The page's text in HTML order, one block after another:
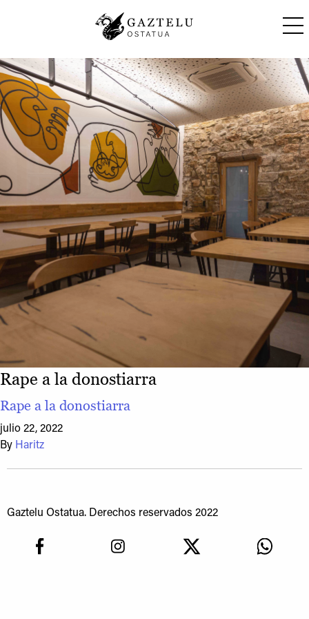
Rape a la donostiarra
Rape a la donostiarra
julio 22, 2022
By Haritz
Gaztelu Ostatua. Derechos reservados 2022